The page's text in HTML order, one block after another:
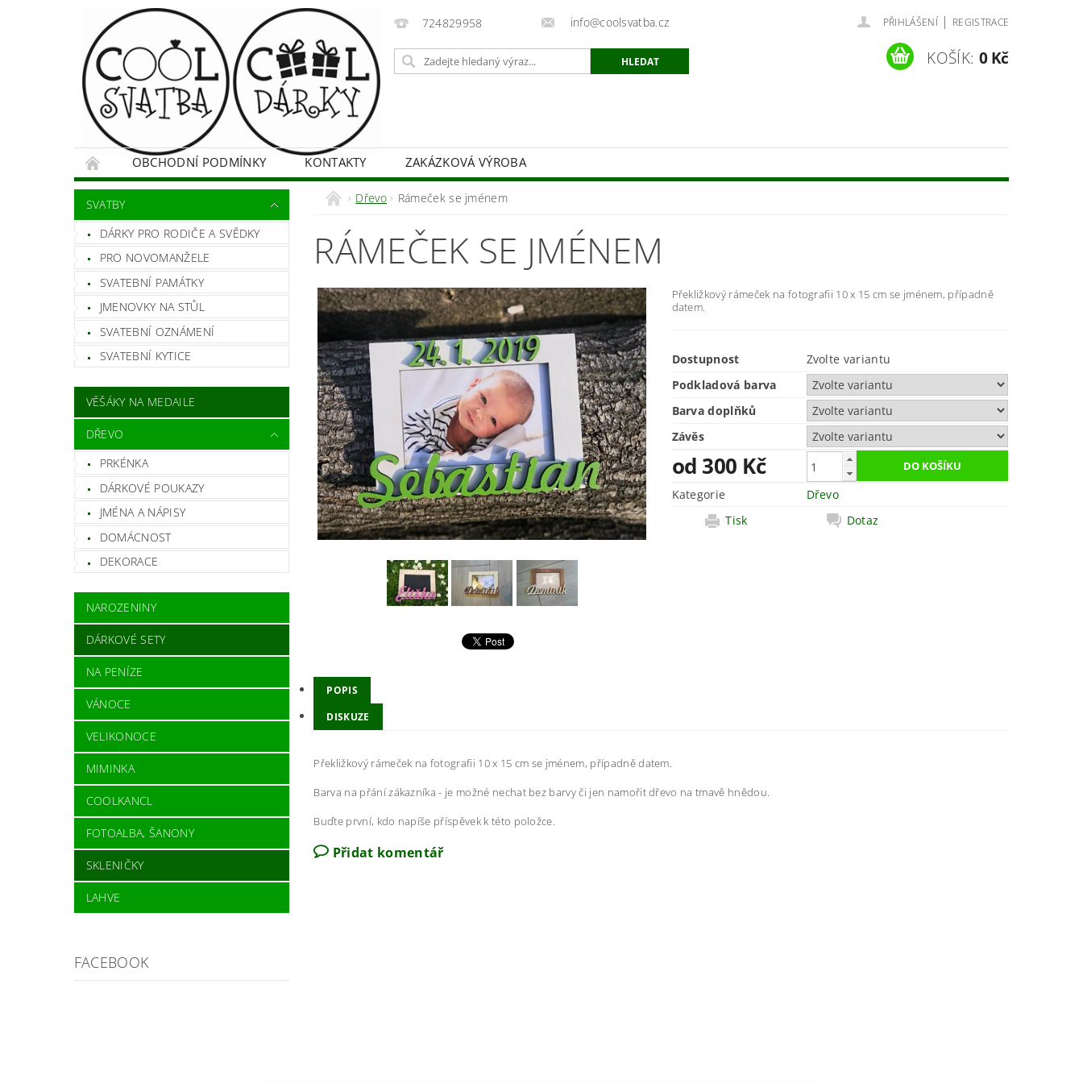
724829958 info@coolsvatba.cz PŘIHLÁŠENÍ | REGISTRACE
KOŠÍK: 0 Kč
OBCHODNÍ PODMÍNKY KONTAKTY ZAKÁZKOVÁ VÝROBA
SVATBY
DÁRKY PRO RODIČE A SVĚDKY
PRO NOVOMANŽELE
SVATEBNÍ PAMÁTKY
JMENOVKY NA STŮL
SVATEBNÍ OZNÁMENÍ
SVATEBNÍ KYTICE
VĚŠÁKY NA MEDAILE
DŘEVO
PRKÉNKA
DÁRKOVÉ POUKAZY
JMÉNA A NÁPISY
DOMÁCNOST
DEKORACE
NAROZENINY
DÁRKOVÉ SETY
NA PENÍZE
VÁNOCE
VELIKONOCE
MIMINKA
COOLKANCL
FOTOALBA, ŠANONY
SKLENIČKY
LAHVE
FACEBOOK
Dřevo Rámeček se jménem
RÁMEČEK SE JMÉNEM
Překližkový rámeček na fotografii 10 x 15 cm se jménem, případně
datem.
Dostupnost
Zvolte variantu
Podkladová barva
Barva doplňků
Závěs
od 300 Kč
Kategorie
Dřevo
Tisk
Dotaz
POPIS
DISKUZE
Překližkový rámeček na fotografii 10 x 15 cm se jménem, případně datem.
Barva na přání zákazníka - je možné nechat bez barvy či jen namořit dřevo na tmavě hnědou.
Buďte první, kdo napíše příspěvek k této položce.
Přidat komentář